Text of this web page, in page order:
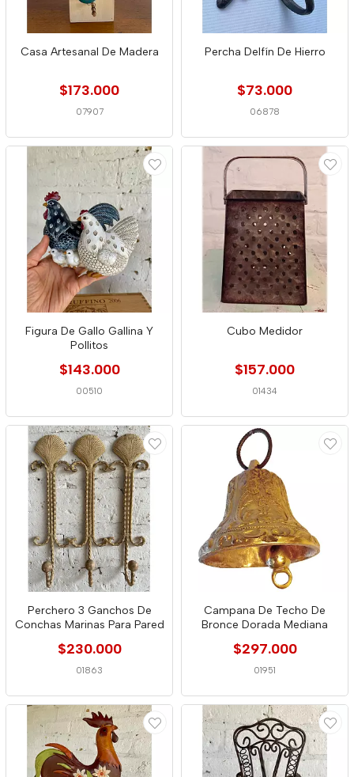
Casa Artesanal De Madera
$173.000
07907
Percha Delfín De Hierro
$73.000
06878
Figura De Gallo Gallina Y
Pollitos
$143.000
00510
Cubo Medidor
$157.000
01434
Perchero 3 Ganchos De
Conchas Marinas Para Pared
$230.000
01863
Campana De Techo De
Bronce Dorada Mediana
$297.000
01951